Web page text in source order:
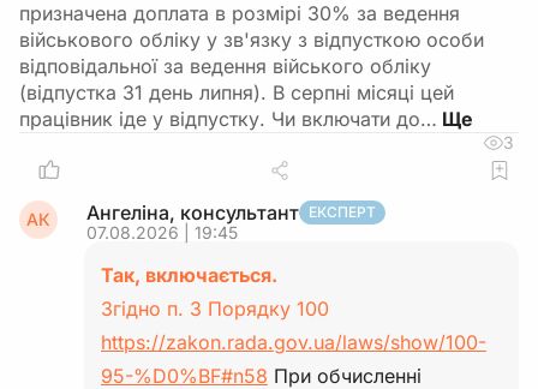
призначена доплата в розмірі 30% за ведення
військового обліку у зв'язку з відпусткою особи
відповідальної за ведення війського обліку
(відпустка 31 день липня). В серпні місяці цей
працівник іде у відпустку. Чи включати до…
3
АК Ангеліна, консультант ЕКСПЕРТ
07.08.2026 | 19:45
Так, включається.
Згідно п. 3 Порядку 100
https://zakon.rada.gov.ua/laws/show/100-
95-%D0%BF#n58 При обчисленні